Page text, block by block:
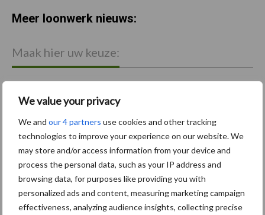
We value your privacy
We and our 4 partners use cookies and other tracking
technologies to improve your experience on our website. We
may store and/or access information from your device and
process the personal data, such as your IP address and
browsing data, for purposes like providing you with
personalized ads and content, measuring marketing campaign
effectiveness, analyzing audience insights, collecting precise
Meer loonwerk nieuws:
Maak hier uw keuze:
bemesting Gewas & ruwvoer
Toon meer